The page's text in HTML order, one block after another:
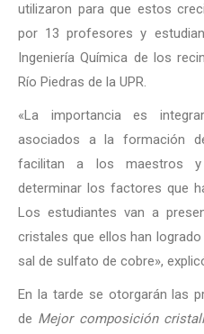
utilizaron para que estos
por 13 profesores y
Ingeniería Química de los
Río Piedras de la UPR.
«La importancia es
asociados a la formación
facilitan a los maestros y
determinar los factores que
Los estudiantes van a
cristales que ellos han
sal de sulfato de cobre»,
En la tarde se otorgarán las
de Mejor composición